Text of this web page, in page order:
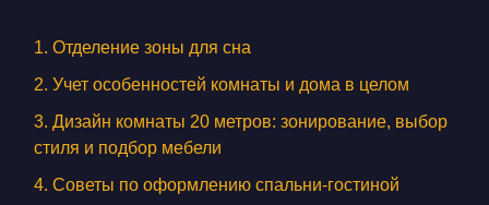
СТОИМОСТЬ
О КОМПАНИИ
КОНТАКТЫ
1. Отделение зоны для сна
2. Учет особенностей комнаты и дома в целом
3. Дизайн комнаты 20 метров: зонирование, выбор
стиля и подбор мебели
4. Советы по оформлению спальни-гостиной